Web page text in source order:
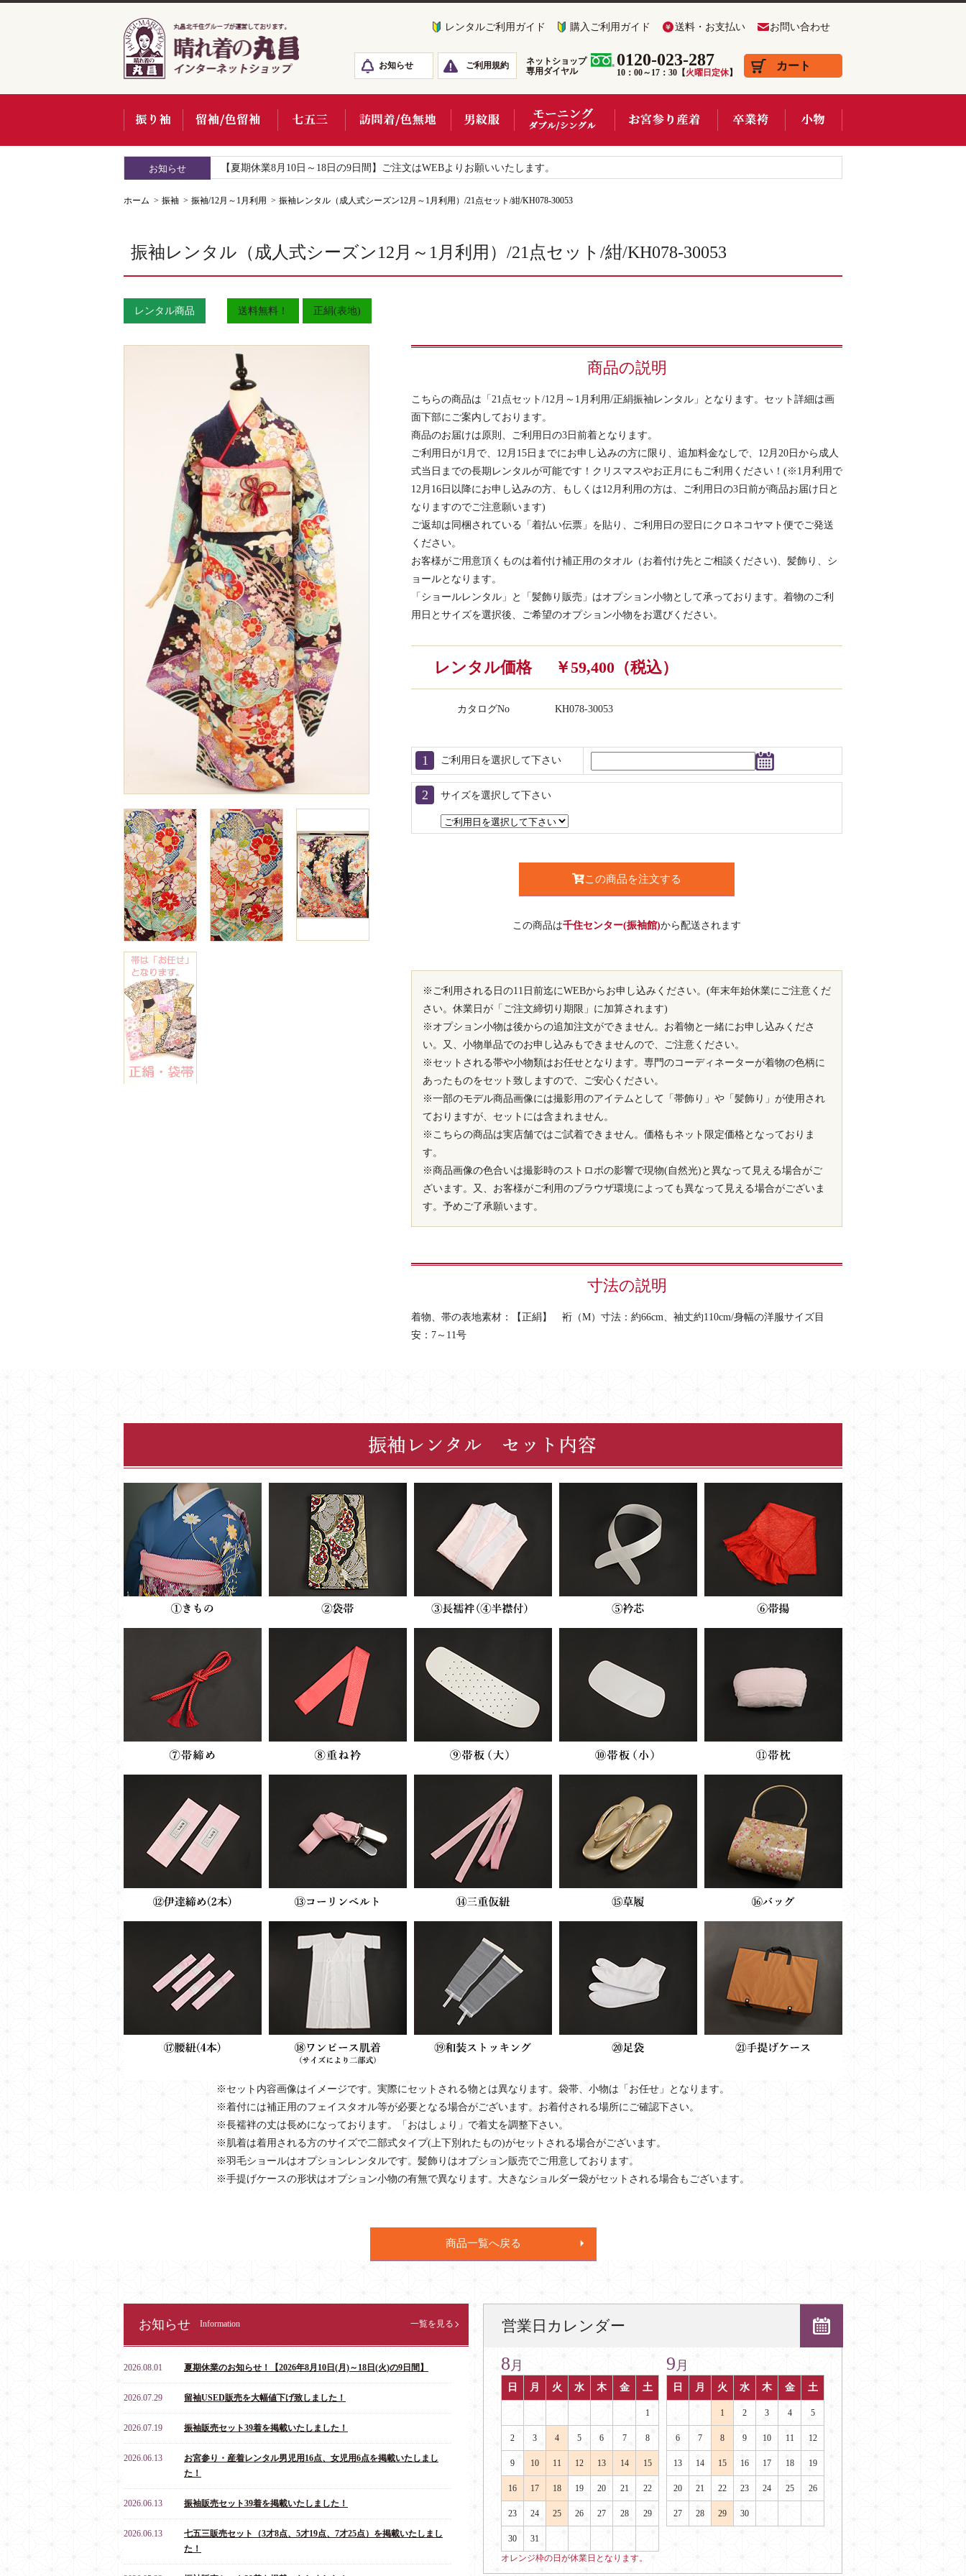
レンタルご利用ガイド 購入ご利用ガイド 送料・お支払い お問い合わせ
お知らせ ご利用規約
ネットショップ
専用ダイヤル
0120-023-287
10：00～17：30【火曜日定休】
カート
お知らせ 【夏期休業8月10日～18日の9日間】ご注文はWEBよりお願いいたします。
ホーム 振袖 振袖/12月～1月利用 振袖レンタル（成人式シーズン12月～1月利用）/21点セット/紺/KH078-30053
振袖レンタル（成人式シーズン12月～1月利用）/21点セット/紺/KH078-30053
レンタル商品 送料無料！ 正絹(表地)
商品の説明
こちらの商品は「21点セット/12月～1月利用/正絹振袖レンタル」となります。セット詳細は画
面下部にご案内しております。
商品のお届けは原則、ご利用日の3日前着となります。
ご利用日が1月で、12月15日までにお申し込みの方に限り、追加料金なしで、12月20日から成人
式当日までの長期レンタルが可能です！クリスマスやお正月にもご利用ください！(※1月利用で
12月16日以降にお申し込みの方、もしくは12月利用の方は、ご利用日の3日前が商品お届け日と
なりますのでご注意願います)
ご返却は同梱されている「着払い伝票」を貼り、ご利用日の翌日にクロネコヤマト便でご発送
ください。
お客様がご用意頂くものは着付け補正用のタオル（お着付け先とご相談ください)、髪飾り、シ
ョールとなります。
「ショールレンタル」と「髪飾り販売」はオプション小物として承っております。着物のご利
用日とサイズを選択後、ご希望のオプション小物をお選びください。
レンタル価格 ￥59,400（税込）
カタログNo KH078-30053
ご利用日を選択して下さい
サイズを選択して下さい
この商品を注文する
この商品は千住センター(振袖館)から配送されます
※ご利用される日の11日前迄にWEBからお申し込みください。(年末年始休業にご注意くだ
さい。休業日が「ご注文締切り期限」に加算されます)
※オプション小物は後からの追加注文ができません。お着物と一緒にお申し込みくださ
い。又、小物単品でのお申し込みもできませんので、ご注意ください。
※セットされる帯や小物類はお任せとなります。専門のコーディネーターが着物の色柄に
あったものをセット致しますので、ご安心ください。
※一部のモデル商品画像には撮影用のアイテムとして「帯飾り」や「髪飾り」が使用され
ておりますが、セットには含まれません。
※こちらの商品は実店舗ではご試着できません。価格もネット限定価格となっておりま
す。
※商品画像の色合いは撮影時のストロボの影響で現物(自然光)と異なって見える場合がご
ざいます。又、お客様がご利用のブラウザ環境によっても異なって見える場合がございま
す。予めご了承願います。
寸法の説明
着物、帯の表地素材：【正絹】 裄（M）寸法：約66cm、袖丈約110cm/身幅の洋服サイズ目
安：7～11号
※セット内容画像はイメージです。実際にセットされる物とは異なります。袋帯、小物は「お任せ」となります。
※着付には補正用のフェイスタオル等が必要となる場合がございます。お着付される場所にご確認下さい。
※長襦袢の丈は長めになっております。「おはしょり」で着丈を調整下さい。
※肌着は着用される方のサイズで二部式タイプ(上下別れたもの)がセットされる場合がございます。
※羽毛ショールはオプションレンタルです。髪飾りはオプション販売でご用意しております。
※手提げケースの形状はオプション小物の有無で異なります。大きなショルダー袋がセットされる場合もございます。
商品一覧へ戻る
営業日カレンダー
8 月
日 月 火 水 木 金 土
1
2 3 4 5 6 7 8
9 10 11 12 13 14 15
16 17 18 19 20 21 22
23 24 25 26 27 28 29
30
31
オレンジ枠の日が休業日となります。
9 月
日 月 火 水 木 金 土
1 2 3 4 5
6 7 8 9 10 11 12
13 14 15 16 17 18 19
20 21 22 23 24 25 26
27 28 29 30
お知らせ Information 一覧を見る
2026.08.01 夏期休業のお知らせ！【2026年8月10日(月)～18日(火)の9日間】
2026.07.29 留袖USED販売を大幅値下げ致しました！
2026.07.19 振袖販売セット39着を掲載いたしました！
2026.06.13
お宮参り・産着レンタル男児用16点、女児用6点を掲載いたしまし
た！
2026.06.13 振袖販売セット39着を掲載いたしました！
2026.06.13
七五三販売セット（3才8点、5才19点、7才25点）を掲載いたしまし
た！